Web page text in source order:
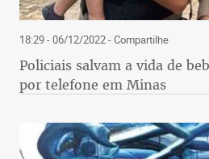
18:29 - 06/12/2022- Compartilhe
Policiais salvam a vida de
por telefone em Minas